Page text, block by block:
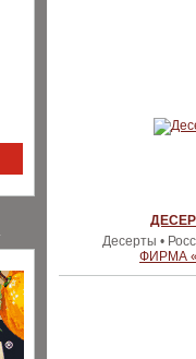
Десерты •
ФИРМА